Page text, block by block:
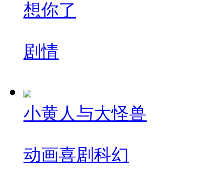
想你了
剧情
小黄人与大怪兽
动画喜剧 科幻